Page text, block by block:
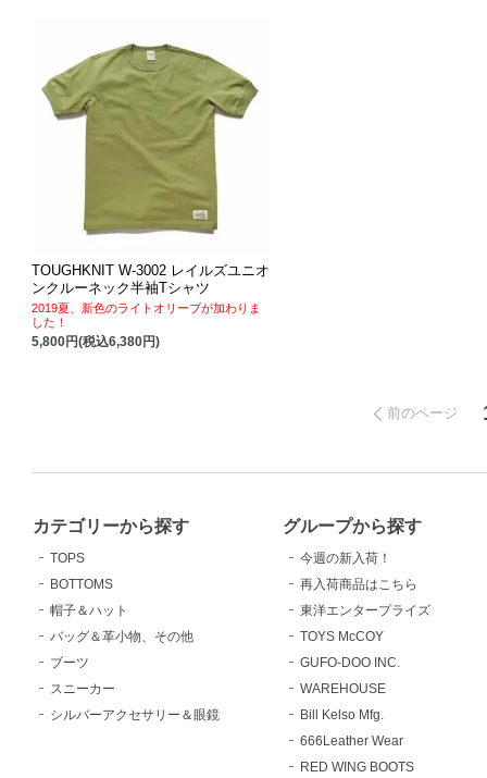
TOUGHKNIT W-3002 レイルズユニオ
ンクルーネック半袖Tシャツ
2019夏、新色のライトオリーブが加わりま
した！
5,800円(税込6,380円)
前のページ
カテゴリーから探す
TOPS
BOTTOMS
帽子＆ハット
バッグ＆革小物、その他
ブーツ
スニーカー
シルバーアクセサリー＆眼鏡
グループから探す
今週の新入荷！
再入荷商品はこちら
東洋エンタープライズ
TOYS McCOY
GUFO-DOO INC.
WAREHOUSE
Bill Kelso Mfg.
666Leather Wear
RED WING BOOTS